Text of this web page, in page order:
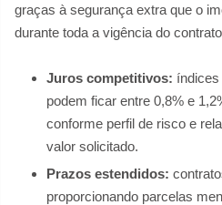
graças à segurança extra que o
durante toda a vigência do
Juros competitivos: índices
podem ficar entre 0,8% e
conforme perfil de risco e
valor solicitado.
Prazos estendidos:
proporcionando parcelas